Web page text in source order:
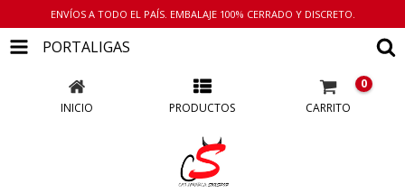
ENVÍOS A TODO EL PAÍS. EMBALAJE 100% CERRADO Y DISCRETO.
PORTALIGAS
INICIO PRODUCTOS CARRITO
0